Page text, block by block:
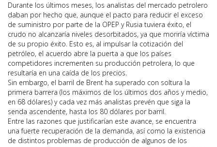
Durante los últimos meses, los analistas del mercado petrolero
daban por hecho que, aunque el pacto para reducir el exceso
de suministro por parte de la OPEP y Rusia tuviera éxito, el
crudo no alcanzaría niveles desorbitados, ya que moriría víctima
de su propio éxito. Esto es, al impulsar la cotización del
petróleo, el acuerdo abre la puerta a que los países
competidores incrementen su producción petrolera, lo que
resultaría en una caída de los precios.
Sin embargo, el barril de Brent ha superado con soltura la
primera barrera (los máximos de los últimos dos años y medio,
en 68 dólares) y cada vez más analistas prevén que siga la
senda ascendente, hasta los 80 dólares por barril.
Entre las razones que justificarían este avance, se encuentra
una fuerte recuperación de la demanda, así como la existencia
de distintos problemas de producción de algunos de los